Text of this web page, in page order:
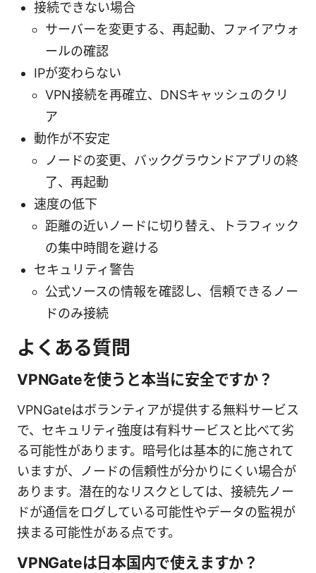
接続できない場合
サーバーを変更する、再起動、ファイアウォ
ールの確認
IPが変わらない
VPN接続を再確立、DNSキャッシュのクリ
ア
動作が不安定
ノードの変更、バックグラウンドアプリの終
了、再起動
速度の低下
距離の近いノードに切り替え、トラフィック
の集中時間を避ける
セキュリティ警告
公式ソースの情報を確認し、信頼できるノー
ドのみ接続
よくある質問
VPNGateを使うと本当に安全ですか？
VPNGateはボランティアが提供する無料サービス
で、セキュリティ強度は有料サービスと比べて劣
る可能性があります。暗号化は基本的に施されて
いますが、ノードの信頼性が分かりにくい場合が
あります。潜在的なリスクとしては、接続先ノー
ドが通信をログしている可能性やデータの監視が
挟まる可能性がある点です。
VPNGateは日本国内で使えますか？